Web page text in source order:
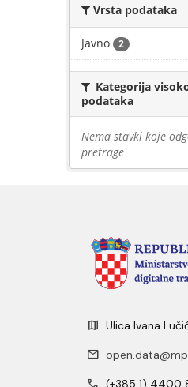
Vrsta podataka
Javno 2
Kategorija
podataka
Nema stavki koje
pretrage